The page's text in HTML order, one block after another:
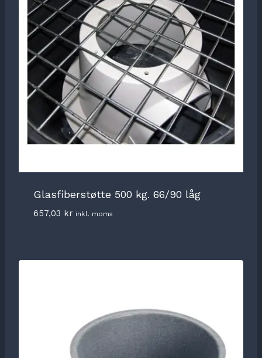
Glasfiberstøtte 500 kg. 66/90 låg
657,03 kr inkl. moms